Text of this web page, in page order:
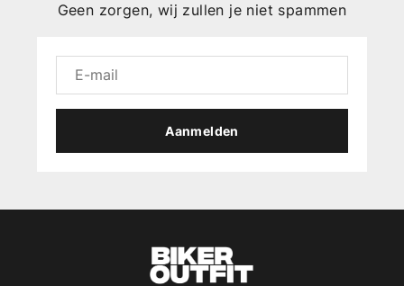
Geen zorgen, wij zullen je niet spammen
Aanmelden